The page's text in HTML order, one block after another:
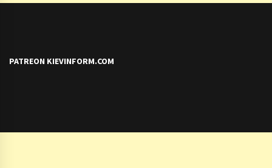
PATREON KIEVINFORM.COM